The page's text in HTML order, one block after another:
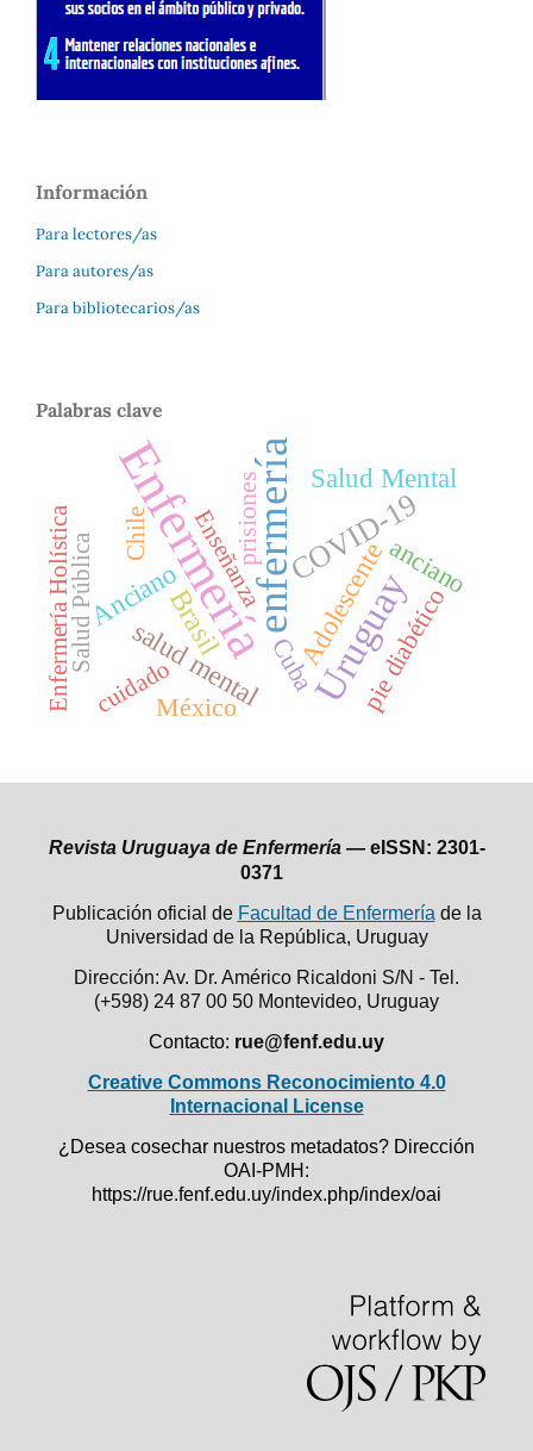
Información
Para lectores/as
Para autores/as
Para bibliotecarios/as
Palabras clave
Enfermería
enfermería
Uruguay
COVID-19
Brasil Adolescente
Anciano
Salud Mental
salud mental pie diabético
prisiones
México
Cuba
anciano
Enseñanza
Salud Pública
Enfermería Holística Chile
cuidado
Revista Uruguaya de Enfermería — eISSN: 2301-
0371
Publicación oficial de Facultad de Enfermería de la
Universidad de la República, Uruguay
Dirección: Av. Dr. Américo Ricaldoni S/N - Tel.
(+598) 24 87 00 50 Montevideo, Uruguay
Contacto: rue@fenf.edu.uy
Creative Commons Reconocimiento 4.0
Internacional License
¿Desea cosechar nuestros metadatos? Dirección
OAI-PMH:
https://rue.fenf.edu.uy/index.php/index/oai